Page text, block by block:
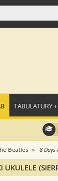
TABULATURY +
Beatles 8 Days
UKULELE